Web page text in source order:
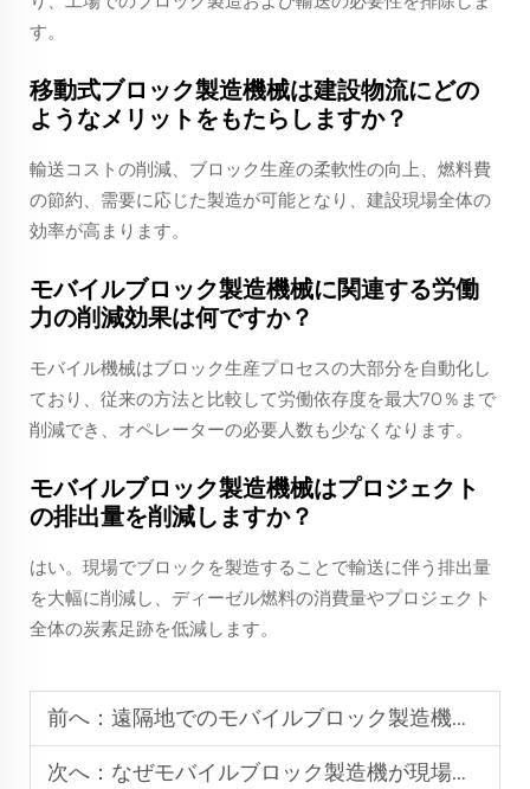
す。
移動式ブロック製造機械は建設物流にどの
ようなメリットをもたらしますか？
輸送コストの削減、ブロック生産の柔軟性の向上、燃料費
の節約、需要に応じた製造が可能となり、建設現場全体の
効率が高まります。
モバイルブロック製造機械に関連する労働
力の削減効果は何ですか？
モバイル機械はブロック生産プロセスの大部分を自動化し
ており、従来の方法と比較して労働依存度を最大70％まで
削減でき、オペレーターの必要人数も少なくなります。
モバイルブロック製造機械はプロジェクト
の排出量を削減しますか？
はい。現場でブロックを製造することで輸送に伴う排出量
を大幅に削減し、ディーゼル燃料の消費量やプロジェクト
全体の炭素足跡を低減します。
前へ： 遠隔地でのモバイルブロック製造機の使用による主な利点
次へ： なぜモバイルブロック製造機が現場施工プロジェクトに最適なのか